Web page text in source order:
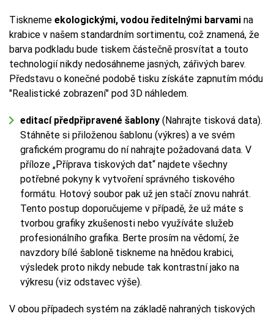
Tiskneme ekologickými, vodou ředitelnými barvami na
krabice v našem standardním sortimentu, což znamená, že
barva podkladu bude tiskem částečně prosvítat a touto
technologií nikdy nedosáhneme jasných, zářivých barev.
Představu o konečné podobě tisku získáte zapnutím módu
"Realistické zobrazení" pod 3D náhledem.
editací předpřipravené šablony (Nahrajte tisková data).
Stáhněte si přiloženou šablonu (výkres) a ve svém
grafickém programu do ní nahrajte požadovaná data. V
příloze „Příprava tiskových dat“ najdete všechny
potřebné pokyny k vytvoření správného tiskového
formátu. Hotový soubor pak už jen stačí znovu nahrát.
Tento postup doporučujeme v případě, že už máte s
tvorbou grafiky zkušenosti nebo využíváte služeb
profesionálního grafika. Berte prosím na vědomí, že
navzdory bílé šabloně tiskneme na hnědou krabici,
výsledek proto nikdy nebude tak kontrastní jako na
výkresu (viz odstavec výše).
V obou případech systém na základě nahraných tiskových